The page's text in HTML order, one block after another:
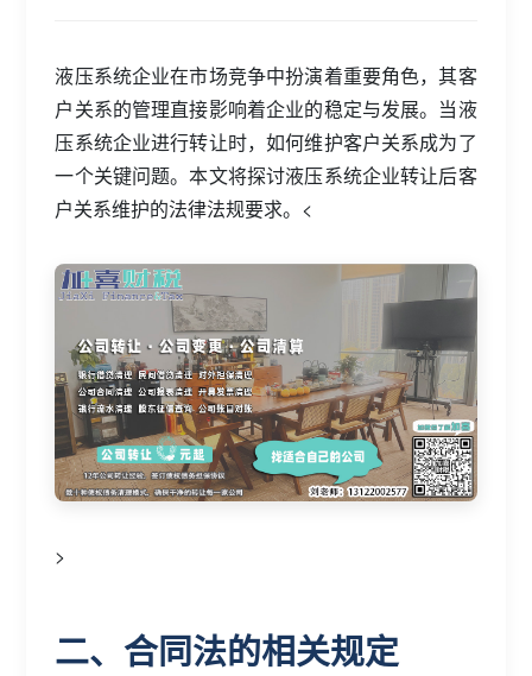
液压系统企业在市场竞争中扮演着重要角色，其客
户关系的管理直接影响着企业的稳定与发展。当液
压系统企业进行转让时，如何维护客户关系成为了
一个关键问题。本文将探讨液压系统企业转让后客
户关系维护的法律法规要求。<
>
二、合同法的相关规定